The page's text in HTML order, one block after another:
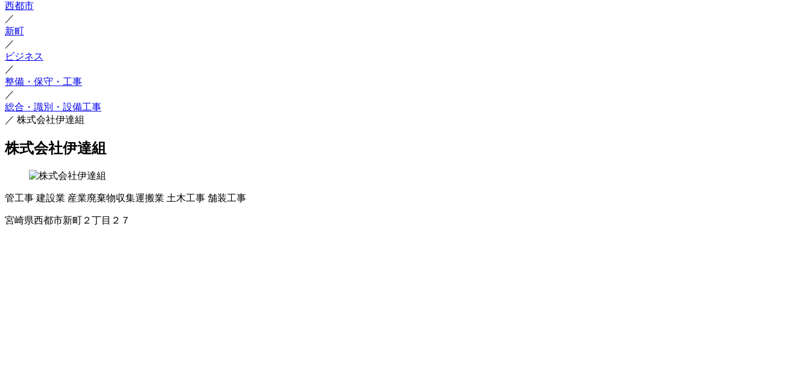
西都市
／
新町
／
ビジネス
／
整備・保守・工事
／
総合・識別・設備工事
／ 株式会社伊達組
株式会社伊達組
管工事 建設業 産業廃棄物収集運搬業 土木工事 舗装工事
宮崎県西都市新町２丁目２７